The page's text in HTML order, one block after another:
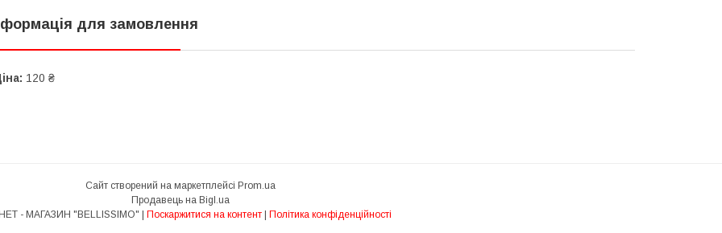
для замовлення
120 ₴
Сайт створений на маркетплейсі Prom.ua
Продавець на Bigl.ua
ІНТЕРНЕТ - МАГАЗИН "BELLISSIMO" | Поскаржитися на контент | Політика конфіденційності